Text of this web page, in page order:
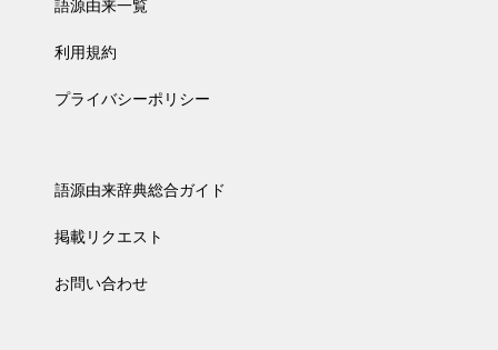
語源由来一覧
利用規約
プライバシーポリシー
語源由来辞典総合ガイド
掲載リクエスト
お問い合わせ